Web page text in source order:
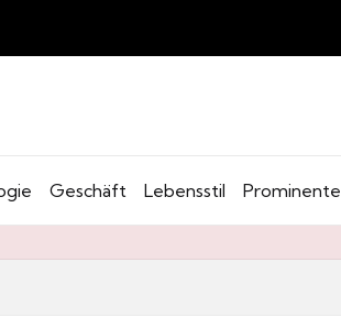
Geschäft Lebensstil Prominente